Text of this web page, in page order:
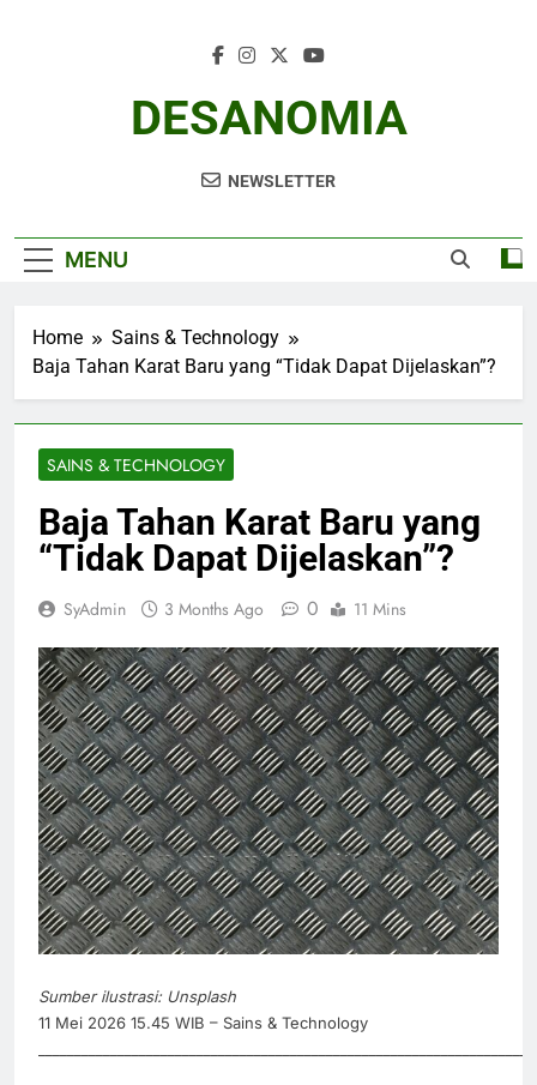
DESANOMIA
NEWSLETTER
MENU
Home
Sains & Technology
Baja Tahan Karat Baru yang “Tidak Dapat Dijelaskan”?
SAINS & TECHNOLOGY
Baja Tahan Karat Baru yang
“Tidak Dapat Dijelaskan”?
SyAdmin 3 Months Ago 0 11 Mins
Sumber ilustrasi: Unsplash
11 Mei 2026 15.45 WIB – Sains & Technology